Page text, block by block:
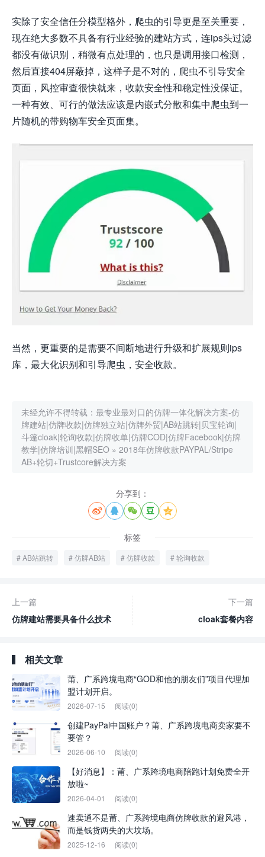
实除了安全信任分模型格外，爬虫的引导更是至关重要，
现在绝大多数不具备有行业经验的建站方式，连ips头过滤
都没有做识别，稍微有点处理的，也只是调用接口检测，
然后直接404屏蔽掉，这样子是不对的，爬虫不引导安全
页面，风控审查很快就来，收款安全性和稳定性没保证。
一种有效、可行的做法应该是内嵌式分散和集中爬虫到一
片随机的带购物车安全页面集。
当然，更重要的是需要不间断地进行升级和扩展规则ips
库，最大化识别和引导爬虫，安全收款。
未经允许不得转载： 最专业最对口的仿牌一体化解决方案-仿
牌建站|仿牌收款|仿牌独立站|仿牌外贸|AB站跳转|贝宝轮询|
斗篷cloak|轮询收款|仿牌收单|仿牌COD|仿牌Facebook|仿牌
教学|仿牌培训|黑帽SEO » 2018年仿牌收款PAYPAL/Stripe
AB+轮切+Trustcore解决方案
分享到：
    
标签
AB站跳转 仿牌AB站 仿牌收款 轮询收款
上一篇
仿牌建站需要具备什么技术
下一篇
cloak套餐内容
相关文章
莆、广系跨境电商“GOD和他的朋友们”项目代理加
盟计划开启。
2026-07-15 阅读(0)
创建PayPal中国账户？莆、广系跨境电商卖家要不
要管？
2026-06-10 阅读(0)
【好消息】：莆、广系跨境电商陪跑计划免费全开
放啦~
2026-04-01 阅读(0)
速卖通不是莆、广系跨境电商仿牌收款的避风港，
而是钱货两失的大坟场。
2025-12-16 阅读(0)